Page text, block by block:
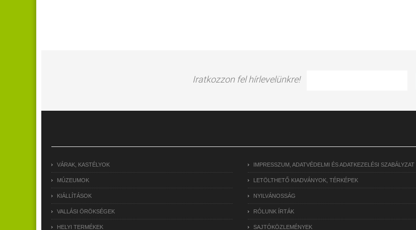
Iratkozzon fel hírlevelünkre!
VÁRAK, KASTÉLYOK
MÚZEUMOK
KIÁLLÍTÁSOK
VALLÁSI ÖRÖKSÉGEK
HELYI TERMÉKEK
IMPRESSZUM, ADATVÉDELMI ÉS ADATKEZELÉSI SZABÁLYZAT
LETÖLTHETŐ KIADVÁNYOK, TÉRKÉPEK
NYILVÁNOSSÁG
RÓLUNK ÍRTÁK
SAJTÓKÖZLEMÉNYEK